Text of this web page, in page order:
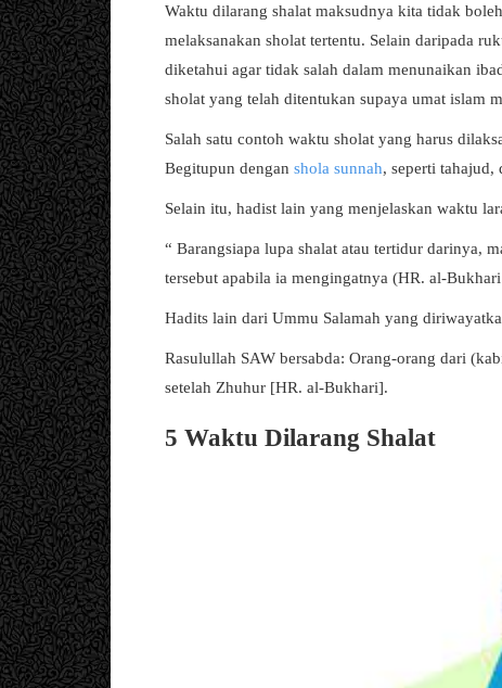
Waktu dilarang shalat maksudnya kita tidak
melaksanakan sholat tertentu. Selain daripada
diketahui agar tidak salah dalam menunaikan
sholat yang telah ditentukan supaya umat islam
Salah satu contoh waktu sholat yang harus
Begitupun dengan shola sunnah, seperti tahajud,
Selain itu, hadist lain yang menjelaskan waktu
“ Barangsiapa lupa shalat atau tertidur darinya,
tersebut apabila ia mengingatnya (HR. al-
Hadits lain dari Ummu Salamah yang
Rasulullah SAW bersabda: Orang-orang dari
setelah Zhuhur [HR. al-Bukhari].
5 Waktu Dilarang Shalat